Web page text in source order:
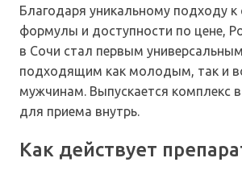
Благодаря уникальному подходу
формулы и доступности по цене,
в Сочи стал первым
подходящим как молодым, так и
мужчинам. Выпускается комплекс
для приема внутрь.
Как действует